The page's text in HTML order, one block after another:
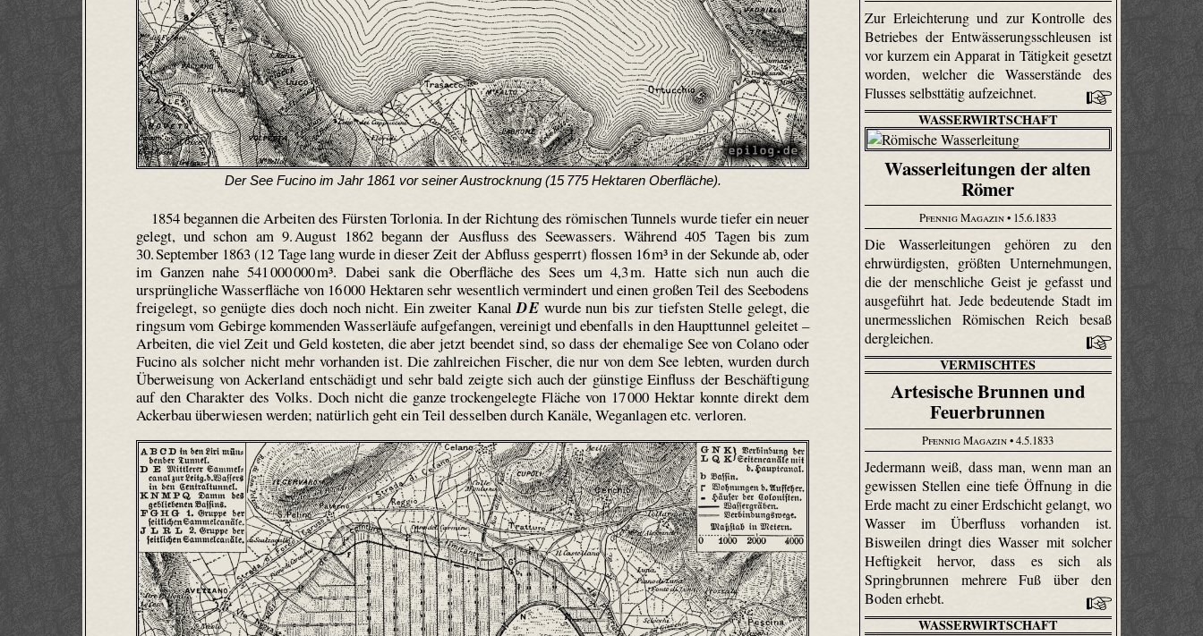
Der See Fucino im Jahr 1861 vor seiner Austrocknung (15 775 Hektaren Oberfläche).
1854 begannen die Arbeiten des Fürsten Torlonia. In der Richtung des römischen Tunnels wurde tiefer ein neuer
gelegt, und schon am 9. August 1862 begann der Ausfluss des Seewassers. Während 405 Tagen bis zum
30. September 1863 (12 Tage lang wurde in dieser Zeit der Abfluss gesperrt) flossen 16 m³ in der Sekunde ab, oder
im Ganzen nahe 541 000 000 m³. Dabei sank die Oberfläche des Sees um 4,3 m. Hatte sich nun auch die
ursprüngliche Wasserfläche von 16 000 Hektaren sehr wesentlich vermindert und einen großen Teil des Seebodens
freigelegt, so genügte dies doch noch nicht. Ein zweiter KanalD E wurde nun bis zur tiefsten Stelle gelegt, die
ringsum vom Gebirge kommenden Wasserläufe aufgefangen, vereinigt und ebenfalls in den Haupttunnel geleitet –
Arbeiten, die viel Zeit und Geld kosteten, die aber jetzt beendet sind, so dass der ehemalige See von Colano oder
Fucino als solcher nicht mehr vorhanden ist. Die zahlreichen Fischer, die nur von dem See lebten, wurden durch
Überweisung von Ackerland entschädigt und sehr bald zeigte sich auch der günstige Einfluss der Beschäftigung
auf den Charakter des Volks. Doch nicht die ganze trockengelegte Fläche von 17 000 Hektar konnte direkt dem
Ackerbau überwiesen werden; natürlich geht ein Teil desselben durch Kanäle, Weganlagen etc. verloren.
Zur Erleichterung und zur Kontrolle des
Betriebes der Entwässerungsschleusen ist
vor kurzem ein Apparat in Tätigkeit gesetzt
worden, welcher die Wasserstände des
Flusses selbsttätig aufzeichnet.
WASSERWIRTSCHAFT
Wasserleitungen der alten
Römer
Pfennig Magazin• 15.6.1833
Die Wasserleitungen gehören zu den
ehrwürdigsten, größten Unternehmungen,
die der menschliche Geist je gefasst und
ausgeführt hat. Jede bedeutende Stadt im
unermesslichen Römischen Reich besaß
dergleichen.
VERMISCHTES
Artesische Brunnen und
Feuerbrunnen
Pfennig Magazin• 4.5.1833
Jedermann weiß, dass man, wenn man an
gewissen Stellen eine tiefe Öffnung in die
Erde macht zu einer Erdschicht gelangt, wo
Wasser im Überfluss vorhanden ist.
Bisweilen dringt dies Wasser mit solcher
Heftigkeit hervor, dass es sich als
Springbrunnen mehrere Fuß über den
Boden erhebt.
WASSERWIRTSCHAFT